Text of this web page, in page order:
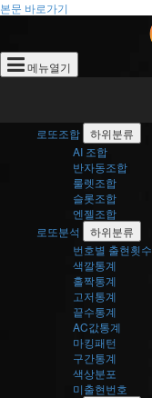
로
또
엔
2024
월
20
본문 바로가기
메뉴열기
로또조합
하위분류
AI 조합
반자동조합
룰렛조합
슬롯조합
엔젤조합
로또분석
하위분류
번호별 출현횟수
색깔통계
홀짝통계
고저통계
끝수통계
AC값통계
마킹패턴
구간통계
색상분포
미출현번호